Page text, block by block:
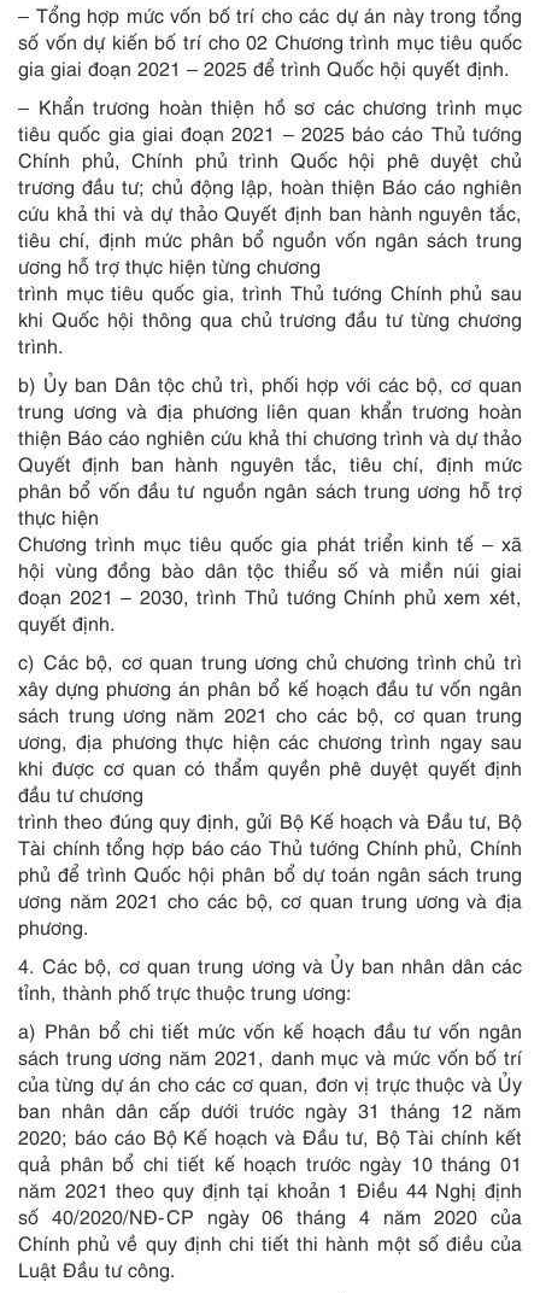
– Tổng hợp mức vốn bố trí cho các dự án này trong tổng
số vốn dự kiến bố trí cho 02 Chương trình mục tiêu quốc
gia giai đoạn 2021 – 2025 để trình Quốc hội quyết định.
– Khẩn trương hoàn thiện hồ sơ các chương trình mục
tiêu quốc gia giai đoạn 2021 – 2025 báo cáo Thủ tướng
Chính phủ, Chính phủ trình Quốc hội phê duyệt chủ
trương đầu tư; chủ động lập, hoàn thiện Báo cáo nghiên
cứu khả thi và dự thảo Quyết định ban hành nguyên tắc,
tiêu chí, định mức phân bổ nguồn vốn ngân sách trung
ương hỗ trợ thực hiện từng chương
trình mục tiêu quốc gia, trình Thủ tướng Chính phủ sau
khi Quốc hội thông qua chủ trương đầu tư từng chương
trình.
b) Ủy ban Dân tộc chủ trì, phối hợp với các bộ, cơ quan
trung ương và địa phương liên quan khẩn trương hoàn
thiện Báo cáo nghiên cứu khả thi chương trình và dự thảo
Quyết định ban hành nguyên tắc, tiêu chí, định mức
phân bổ vốn đầu tư nguồn ngân sách trung ương hỗ trợ
thực hiện
Chương trình mục tiêu quốc gia phát triển kinh tế – xã
hội vùng đồng bào dân tộc thiểu số và miền núi giai
đoạn 2021 – 2030, trình Thủ tướng Chính phủ xem xét,
quyết định.
c) Các bộ, cơ quan trung ương chủ chương trình chủ trì
xây dựng phương án phân bổ kế hoạch đầu tư vốn ngân
sách trung ương năm 2021 cho các bộ, cơ quan trung
ương, địa phương thực hiện các chương trình ngay sau
khi được cơ quan có thẩm quyền phê duyệt quyết định
đầu tư chương
trình theo đúng quy định, gửi Bộ Kế hoạch và Đầu tư, Bộ
Tài chính tổng hợp báo cáo Thủ tướng Chính phủ, Chính
phủ để trình Quốc hội phân bổ dự toán ngân sách trung
ương năm 2021 cho các bộ, cơ quan trung ương và địa
phương.
4. Các bộ, cơ quan trung ương và Ủy ban nhân dân các
tỉnh, thành phố trực thuộc trung ương:
a) Phân bổ chi tiết mức vốn kế hoạch đầu tư vốn ngân
sách trung ương năm 2021, danh mục và mức vốn bố trí
của từng dự án cho các cơ quan, đơn vị trực thuộc và Ủy
ban nhân dân cấp dưới trước ngày 31 tháng 12 năm
2020; báo cáo Bộ Kế hoạch và Đầu tư, Bộ Tài chính kết
quả phân bổ chi tiết kế hoạch trước ngày 10 tháng 01
năm 2021 theo quy định tại khoản 1 Điều 44 Nghị định
số 40/2020/NĐ-CP ngày 06 tháng 4 năm 2020 của
Chính phủ về quy định chi tiết thi hành một số điều của
Luật Đầu tư công.